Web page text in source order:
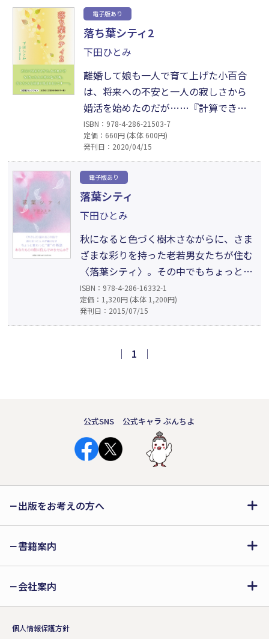
んでいた。交わらないはずの二人の運
命が交差した時、起こった奇跡とは、
そして失意の美葉子を癒すものとは
──。命の尊厳と愛おしさを称える物
語。
電子版あり
落ち葉シティ2
下田ひとみ
離婚して娘も一人で育て上げた小百合
は、将来への不安と一人の寂しさから
婚活を始めたのだが……『計算できな
い女』、絢子は毒舌DJのやなかんに年
甲斐もなく恋をした。思いを伝えるた
編み目が詰まりすぎて……『セーター
に愛をこめて』など、人を思う気持ちが
ときに交わり、すれ違い、綾なして落ち
葉シティの街の紋様を描き出す8編を収
録。
ISBN：978-4-286-21503-7
定価：660円 (本体 600円)
発刊日：2020/04/15
電子版あり
落葉シティ
下田ひとみ
秋になると色づく樹木さながらに、さま
ざまな彩りを持った老若男女たちが住む
〈落葉シティ〉。その中でもちょっと変
わった人が集う不思議な館〈カナリィ
館〉。本当の想いを内面に隠しながら、
他人の心配をしてばかり……。さあ、今
溢れるこの街で巡り会った人々が織りな
ISBN：978-4-286-16332-1
定価：1,320円 (本体 1,200円)
発刊日：2015/07/15
｜ 1 ｜
公式SNS 公式キャラ ぶんちよ
出版をお考えの方へ
書籍案内
会社案内
個人情報保護方針